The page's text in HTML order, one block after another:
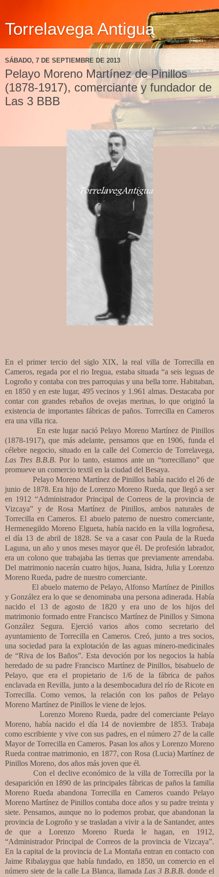
Torrelavega Antigua
SÁBADO, 7 DE SEPTIEMBRE DE 2013
Pelayo Moreno Martínez de Pinillos
(1878-1917), comerciante y fundador de
Las 3 BBB
En el primer tercio del siglo XIX, la real villa de Torrecilla en
Cameros, regada por el rio Iregua, estaba situada “a seis leguas de
Logroño y contaba con tres parroquias y una bella torre. Habitaban,
en 1850 y en este lugar, 495 vecinos y 1.961 almas. Destacaba por
contar con grandes rebaños de ovejas merinas, lo que originó la
existencia de importantes fábricas de paños. Torrecilla en Cameros
era una villa rica.
En este lugar nació Pelayo Moreno Martínez de Pinillos
(1878-1917), que más adelante, pensamos que en 1906, funda el
célebre negocio, situado en la calle del Comercio de Torrelavega,
Las Tres B.B.B.Por lo tanto, estamos ante un “torrecillano” que
promueve un comercio textil en la ciudad del Besaya.
Pelayo Moreno Martínez de Pinillos había nacido el 26 de
junio de 1878. Era hijo de Lorenzo Moreno Rueda, que llegó a ser
en 1912 “Administrador Principal de Correos de la provincia de
Vizcaya” y de Rosa Martínez de Pinillos, ambos naturales de
Torrecilla en Cameros. El abuelo paterno de nuestro comerciante,
Hermenegildo Moreno Elgueta, había nacido en la villa logroñesa,
el día 13 de abril de 1828. Se va a casar con Paula de la Rueda
Laguna, un año y unos meses mayor que él. De profesión labrador,
era un colono que trabajaba las tierras que previamente arrendaba.
Del matrimonio nacerán cuatro hijos, Juana, Isidra, Julia y Lorenzo
Moreno Rueda, padre de nuestro comerciante.
El abuelo materno de Pelayo, Alfonso Martínez de Pinillos
y González era lo que se denominaba una persona adinerada. Había
nacido el 13 de agosto de 1820 y era uno de los hijos del
matrimonio formado entre Francisco Martínez de Pinillos y Simona
González Segura. Ejerció varios años como secretario del
ayuntamiento de Torrecilla en Cameros. Creó, junto a tres socios,
una sociedad para la explotación de las aguas minero-medicinales
de “Riva de los Baños”. Esta devoción por los negocios la había
heredado de su padre Francisco Martínez de Pinillos, bisabuelo de
Pelayo, que era el propietario de 1/6 de la fábrica de paños
enclavada en Revilla, junto a la desembocadura del río de Ricote en
Torrecilla. Como vemos, la relación con los paños de Pelayo
Moreno Martínez de Pinillos le viene de lejos.
Lorenzo Moreno Rueda, padre del comerciante Pelayo
Moreno, había nacido el día 14 de noviembre de 1853. Trabaja
como escribiente y vive con sus padres, en el número 27 de la calle
Mayor de Torrecilla en Cameros. Pasan los años y Lorenzo Moreno
Rueda contrae matrimonio, en 1877, con Rosa (Lucia) Martínez de
Pinillos Moreno, dos años más joven que él.
Con el declive económico de la villa de Torrecilla por la
desaparición en 1890 de las principales fábricas de paños la familia
Moreno Rueda abandona Torrecilla en Cameros cuando Pelayo
Moreno Martínez de Pinillos contaba doce años y su padre treinta y
siete. Pensamos, aunque no lo podemos probar, que abandonan la
provincia de Logroño y se trasladan a vivir a la de Santander, antes
de que a Lorenzo Moreno Rueda le hagan, en 1912,
“Administrador Principal de Correos de la provincia de Vizcaya”.
En la capital de la provincia de La Montaña entran en contacto con
Jaime Ribalaygua que había fundado, en 1850, un comercio en el
número siete de la calle La Blanca, llamada Las 3 B.B.B. donde el